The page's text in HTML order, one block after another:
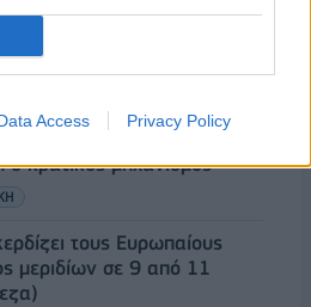
Access Privacy Policy
δεν μπορεί να
κρατικός μηχανισμός
τους Ευρωπαίους
μεριδίων σε 9 από 11